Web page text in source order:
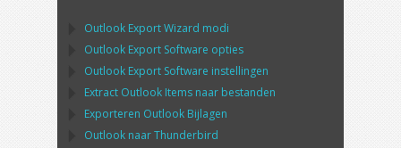
Outlook Export Wizard modi
Outlook Export Software opties
Outlook Export Software instellingen
Extract Outlook Items naar bestanden
Exporteren Outlook Bijlagen
Outlook naarThunderbird